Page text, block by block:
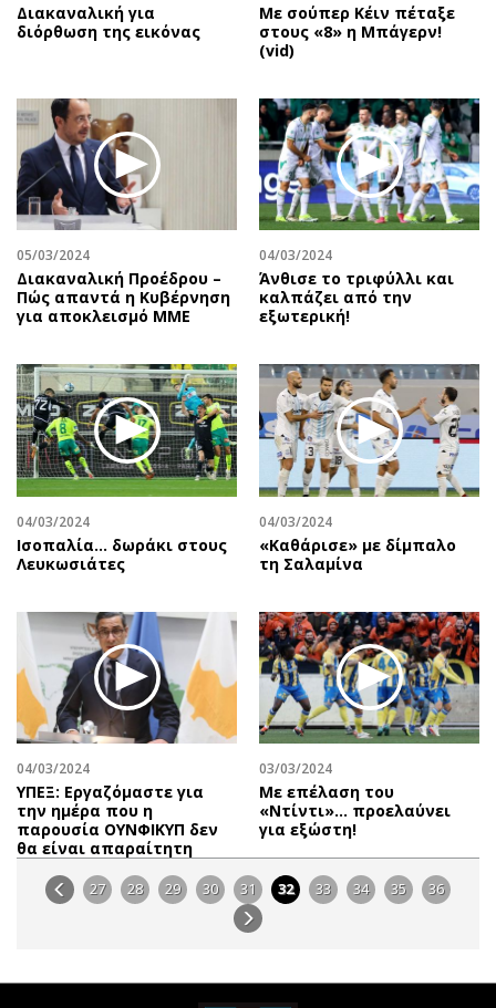
Διακαναλική για
διόρθωση της εικόνας
Με σούπερ Κέιν πέταξε
στους «8» η Μπάγερν!
(vid)
05/03/2024
Διακαναλική Προέδρου –
Πώς απαντά η Κυβέρνηση
για αποκλεισμό ΜΜΕ
04/03/2024
Άνθισε το τριφύλλι και
καλπάζει από την
εξωτερική!
04/03/2024
Ισοπαλία… δωράκι στους
Λευκωσιάτες
04/03/2024
«Καθάρισε» με δίμπαλο
τη Σαλαμίνα
04/03/2024
ΥΠΕΞ: Εργαζόμαστε για
την ημέρα που η
παρουσία ΟΥΝΦΙΚΥΠ δεν
θα είναι απαραίτητη
03/03/2024
Με επέλαση του
«Ντίντι»… προελαύνει
για εξώστη!
27 28 29 30 31 32 33 34 35 36